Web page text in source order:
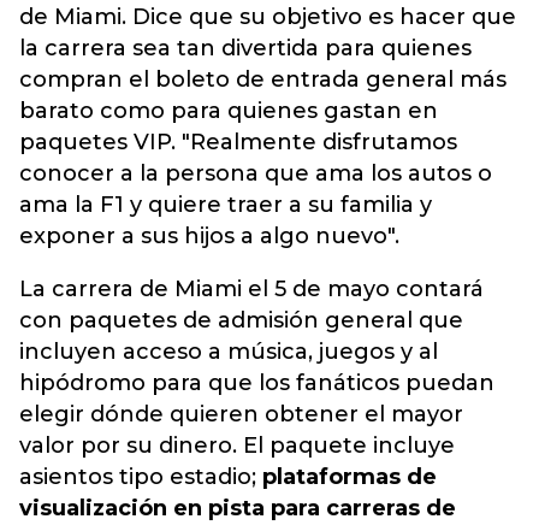
de Miami. Dice que su objetivo es hacer que
la carrera sea tan divertida para quienes
compran el boleto de entrada general más
barato como para quienes gastan en
paquetes VIP. "Realmente disfrutamos
conocer a la persona que ama los autos o
ama la F1 y quiere traer a su familia y
exponer a sus hijos a algo nuevo".
La carrera de Miami el 5 de mayo contará
con paquetes de admisión general que
incluyen acceso a música, juegos y al
hipódromo para que los fanáticos puedan
elegir dónde quieren obtener el mayor
valor por su dinero. El paquete incluye
asientos tipo estadio; plataformas de
visualización en pista para carreras de